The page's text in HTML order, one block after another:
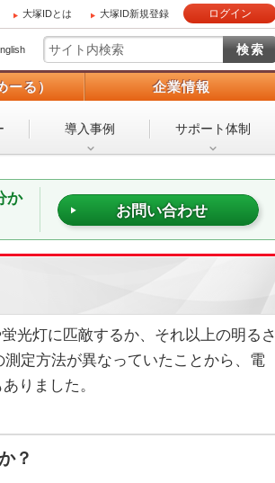
大塚IDとは 大塚ID新規登録 ログイン
ーる） 企業情報
導入事例 サポート体制
か
お問い合わせ
光灯に匹敵するか、それ以上の明るさ
定方法が異なっていたことから、電
りました。
？